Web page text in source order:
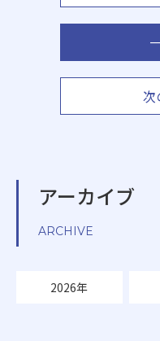
次
アーカイブ
ARCHIVE
2026年